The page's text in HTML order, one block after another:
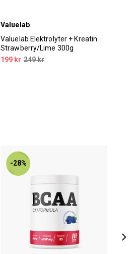
Valuelab
Valuelab Elektrolyter + Kreatin
Strawberry/Lime 300g
199 kr 249 kr
-28%